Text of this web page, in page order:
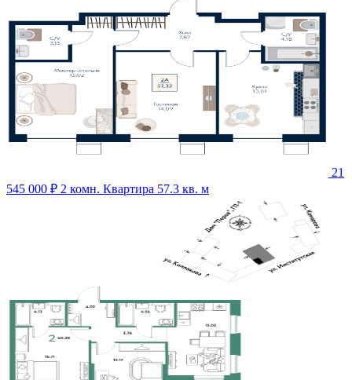
21
545 000 ₽ 2 комн. Квартира 57.3 кв. м